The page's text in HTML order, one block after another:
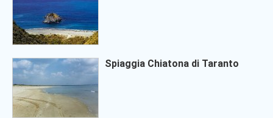
Spiaggia Chiatona di Taranto